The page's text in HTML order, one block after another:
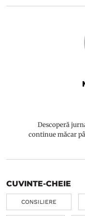
Descoperă
continue măcar
CUVINTE-CHEIE
CONSILIERE